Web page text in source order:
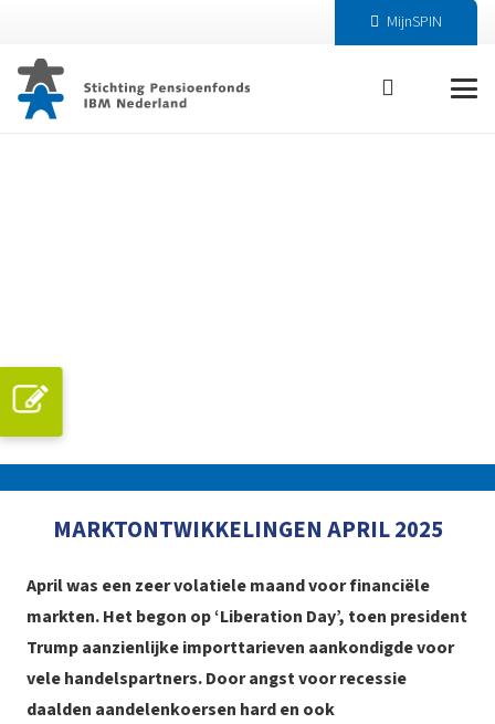
MijnSPIN
MARKTONTWIKKELINGEN APRIL 2025
April was een zeer volatiele maand voor financiële
markten. Het begon op ‘Liberation Day’, toen president
Trump aanzienlijke importtarieven aankondigde voor
vele handelspartners. Door angst voor recessie
daalden aandelenkoersen hard en ook